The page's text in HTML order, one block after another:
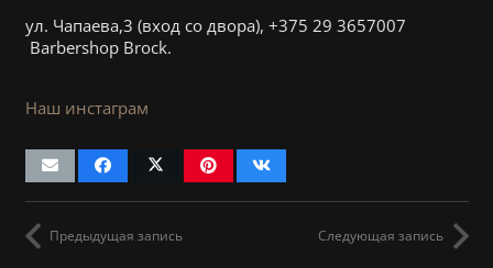
ул. Чапаева,3 (вход со двора), +375 29 3657007
Barbershop Brock.
Наш инстаграм
Предыдущая запись Следующая запись